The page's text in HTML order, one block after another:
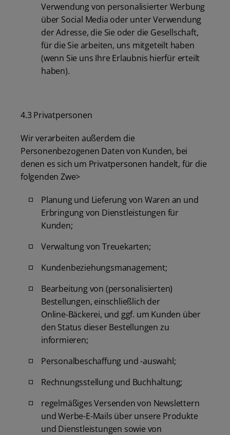
Verwendung von personalisierter Werbung
über Social Media oder unter Verwendung
der Adresse, die Sie oder die Gesellschaft,
für die Sie arbeiten, uns mitgeteilt haben
(wenn Sie uns Ihre Erlaubnis hierfür erteilt
haben).
4.3 Privatpersonen
Wir verarbeiten außerdem die
Personenbezogenen Daten von Kunden, bei
denen es sich um Privatpersonen handelt, für die
folgenden Zwe>
Planung und Lieferung von Waren an und
Erbringung von Dienstleistungen für
Kunden;
Verwaltung von Treuekarten;
Kundenbeziehungsmanagement;
Bearbeitung von (personalisierten)
Bestellungen, einschließlich der
Online‑Bäckerei, und ggf. um Kunden über
den Status dieser Bestellungen zu
informieren;
Personalbeschaffung und -auswahl;
Rechnungsstellung und Buchhaltung;
regelmäßiges Versenden von Newslettern
und Werbe-E-Mails über unsere Produkte
und Dienstleistungen sowie von